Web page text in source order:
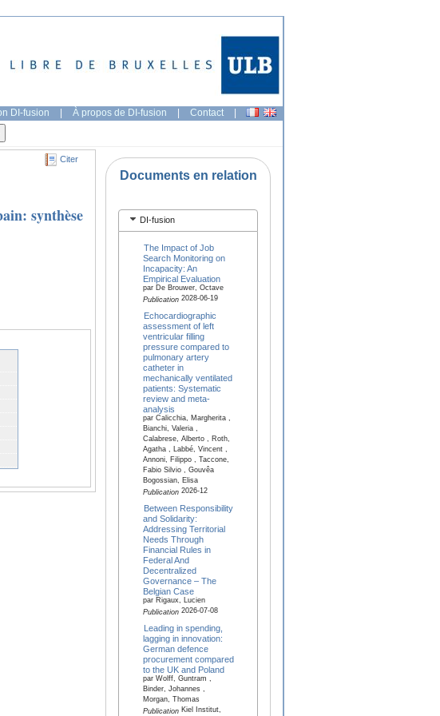
DI-fusion | À propos de DI-fusion | Contact |
Citer
synthèse
Documents en relation
DI-fusion
The Impact of Job
Search Monitoring on
Incapacity: An
Empirical Evaluation
par De Brouwer, Octave
Publication2028-06-19
Echocardiographic
assessment of left
ventricular filling
pressure compared to
pulmonary artery
catheter in
mechanically ventilated
patients: Systematic
review and meta-
analysis
par Calicchia, Margherita ,
Bianchi, Valeria ,
Calabrese, Alberto , Roth,
Agatha , Labbé, Vincent ,
Annoni, Filippo , Taccone,
Fabio Silvio , Gouvêa
Bogossian, Elisa
Publication2026-12
Between Responsibility
and Solidarity:
Addressing Territorial
Needs Through
Financial Rules in
Federal And
Decentralized
Governance – The
Belgian Case
par Rigaux, Lucien
Publication2026-07-08
Leading in spending,
lagging in innovation:
German defence
procurement compared
to the UK and Poland
par Wolff, Guntram ,
Binder, Johannes ,
Morgan, Thomas
PublicationKiel Institut,